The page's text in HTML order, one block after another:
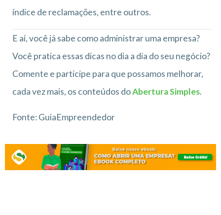
índice de reclamações, entre outros.
E aí, você já sabe como administrar uma empresa?
Você pratica essas dicas no dia a dia do seu negócio?
Comente e participe para que possamos melhorar,
cada vez mais, os conteúdos doAbertura Simples.
Fonte: GuiaEmpreendedor